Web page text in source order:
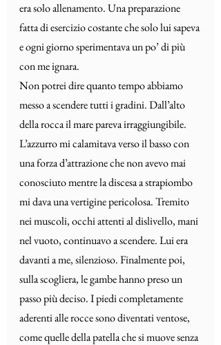
era solo allenamento. Una preparazione
fatta di esercizio costante che solo lui sapeva
e ogni giorno sperimentava un po’ di più
con me ignara.
Non potrei dire quanto tempo abbiamo
messo a scendere tutti i gradini. Dall’alto
della rocca il mare pareva irraggiungibile.
L’azzurro mi calamitava verso il basso con
una forza d’attrazione che non avevo mai
conosciuto mentre la discesa a strapiombo
mi dava una vertigine pericolosa. Tremito
nei muscoli, occhi attenti al dislivello, mani
nel vuoto, continuavo a scendere. Lui era
davanti a me, silenzioso. Finalmente poi,
sulla scogliera, le gambe hanno preso un
passo più deciso. I piedi completamente
aderenti alle rocce sono diventati ventose,
come quelle della patella che si muove senza